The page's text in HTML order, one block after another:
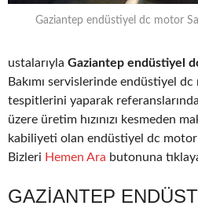
Gaziantep endüstiyel dc motor
ustalarıyla Gaziantep endüstiyel
Bakımı servislerinde endüstiyel
tespitlerini yaparak
üzere üretim hızınızı kesmeden
kabiliyeti olan endüstiyel dc motor
Bizleri Hemen Ara butonuna
GAZIANTEP